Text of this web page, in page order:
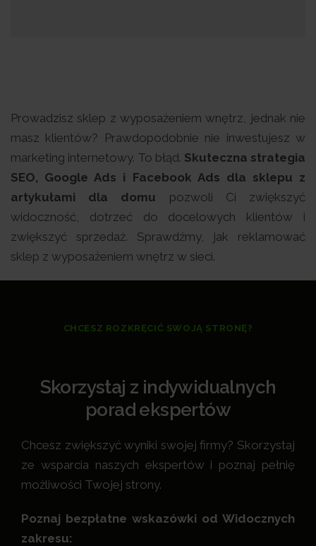
Prowadzisz sklep z wyposażeniem wnętrz, jednak nie
masz klientów? Prawdopodobnie nie inwestujesz w
marketing internetowy. To błąd. Skuteczna strategia
SEO, Google Ads i Facebook Ads dla sklepu z
artykułami dla domu pozwoli Ci zwiększyć
widoczność, dotrzeć do docelowych klientów i
zwiększyć sprzedaż. Sprawdźmy, jak reklamować
sklep z wyposażeniem wnętrz w sieci.
CHCESZ ROZKRĘCIĆ SWOJĄ STRONĘ?
Skorzystaj z indywidualnych
porad ekspertów
Chcesz zwiększyć wyniki swojej firmy? Skorzystaj
ze wsparcia naszych ekspertów i poznaj pełnię
możliwości Twojej strony.
Poznaj bezpłatne wskazówki od Widocznych
zakresu: